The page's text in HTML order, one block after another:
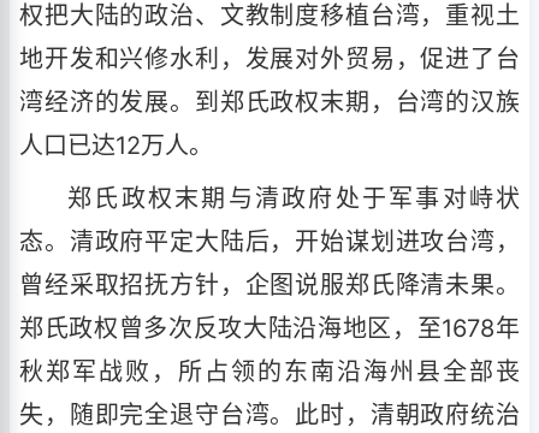
权把大陆的政治、文教制度移植台湾，重视土
地开发和兴修水利，发展对外贸易，促进了台
湾经济的发展。到郑氏政权末期，台湾的汉族
人口已达12万人。
郑氏政权末期与清政府处于军事对峙状
态。清政府平定大陆后，开始谋划进攻台湾，
曾经采取招抚方针，企图说服郑氏降清未果。
郑氏政权曾多次反攻大陆沿海地区，至1678年
秋郑军战败，所占领的东南沿海州县全部丧
失，随即完全退守台湾。此时，清朝政府统治